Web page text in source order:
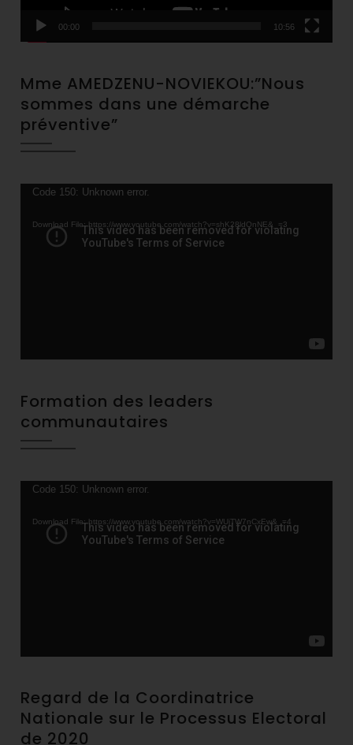
00:00 10:56
Mme AMEDZENU-NOVIEKOU:”Nous
sommes dans une démarche
préventive”
Video
Code 150: Unknown error.
Download File: https://www.youtube.com/watch?v=shK28ldQnNE&_=3
Formation des leaders
communautaires
Video
Code 150: Unknown error.
Download File: https://www.youtube.com/watch?v=WUjTW7nCxEw&_=4
Regard de la Coordinatrice
Nationale sur le Processus Electoral
de 2020